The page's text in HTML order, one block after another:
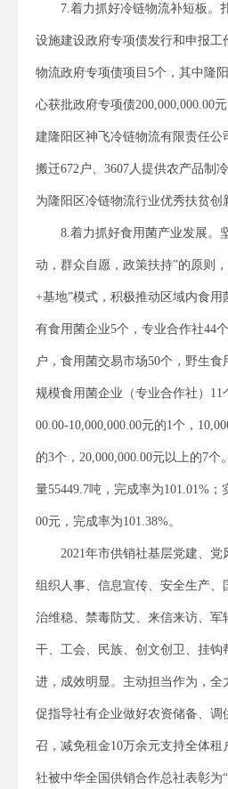
7.着力抓好冷链物流补短板。
设施建设政府专项债发行和申报工
物流政府专项债项目5个，其中隆
心获批政府专项债200,000,000.00
建隆阳区神飞冷链物流有限责任公
搬迁672户、3607人提供农产品制
为隆阳区冷链物流行业优秀扶贫创
8.着力抓好食用菌产业发展。
动，群众自愿，政策扶持”的原则
+基地”模式，积极推动区域内食
有食用菌企业5个，专业合作社44
户，食用菌交易市场50个，野生食
规模食用菌企业（专业合作社）11
00.00-10,000,000.00元的1个，
的3个，20,000,000.00元以上的7
量55449.7吨，完成率为101.01%；
00元，完成率为101.38%。
2021年市供销社基层党建、党
组织人事、信息宣传、安全生产、
治维稳、禁毒防艾、来信来访、军
干、工会、民族、创文创卫、挂钩
进，成效明显。主动担当作为，全
促指导社有企业做好农资储备、调
召，减免租金10万余元支持全体租
社被中华全国供销合作总社表彰为